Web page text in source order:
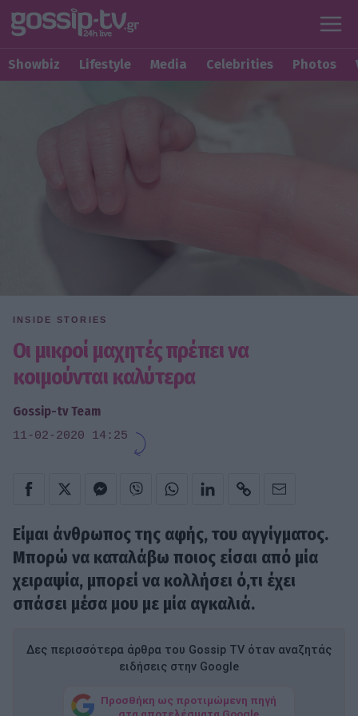
Showbiz Lifestyle Media Celebrities Photos
INSIDE STORIES
Οι μικροί μαχητές πρέπει να
κοιμούνται καλύτερα
Gossip-tv Team
11-02-2020 14:25
Είμαι άνθρωπος της αφής, του αγγίγματος.
Μπορώ να καταλάβω ποιος είσαι από μία
χειραψία, μπορεί να κολλήσει ό,τι έχει
σπάσει μέσα μου με μία αγκαλιά.
Δες περισσότερα άρθρα του Gossip TV όταν αναζητάς
ειδήσεις στην Google
Προσθήκη ως προτιμώμενη πηγή